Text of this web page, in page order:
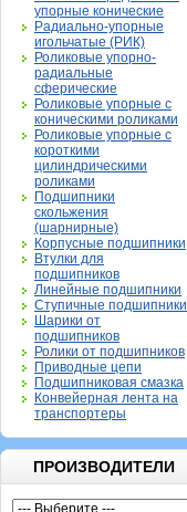
упорные конические
Радиально-упорные
игольчатые (РИК)
Роликовые упорно-
радиальные
сферические
Роликовые упорные с
коническими роликами
Роликовые упорные с
короткими
цилиндрическими
роликами
Подшипники
скольжения
(шарнирные)
Корпусные подшипники
Втулки для
подшипников
Линейные подшипники
Ступичные подшипники
Шарики от
подшипников
Ролики от подшипников
Приводные цепи
Подшипниковая смазка
Конвейерная лента на
транспортеры
ПРОИЗВОДИТЕЛИ